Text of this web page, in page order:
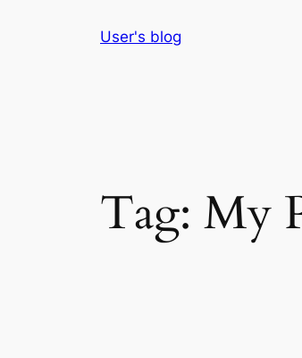
User's blog
Tag: My